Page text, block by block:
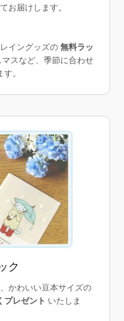
お届けします。
イングッズの 無料ラッ
スなど、季節に合わせ
。
ク
かわいい豆本サイズの
プレゼント いたしま